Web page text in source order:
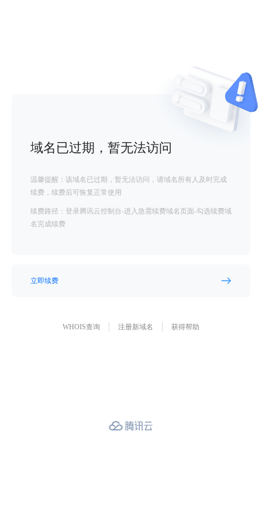
域名已过期，暂无法访问
温馨提醒：该域名已过期，暂无法访问，请域名所有人及时完成
续费，续费后可恢复正常使用
续费路径：登录腾讯云控制台-进入急需续费域名页面-勾选续费域
名完成续费
立即续费
WHOIS查询 注册新域名 获得帮助